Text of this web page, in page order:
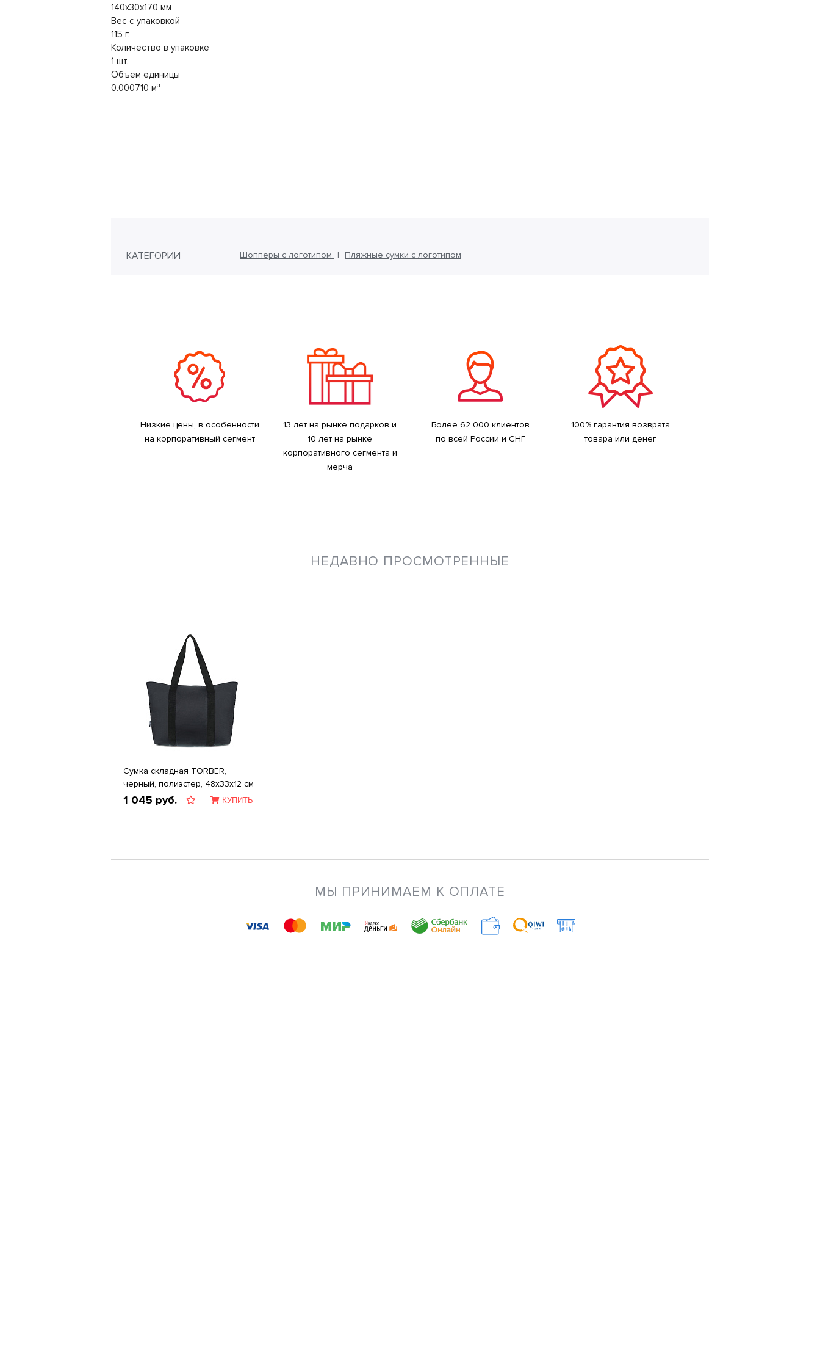
140x30x170 мм
Вес с упаковкой
115 г.
Количество в упаковке
1 шт.
Объем единицы
0.000710 м³
КАТЕГОРИИ Шопперы с логотипом Пляжные сумки с логотипом
Низкие цены, в особенности
на корпоративный сегмент
13 лет на рынке подарков и
10 лет на рынке
корпоративного сегмента и
мерча
Более 62 000 клиентов
по всей России и СНГ
100% гарантия возврата
товара или денег
НЕДАВНО ПРОСМОТРЕННЫЕ
Сумка складная TORBER,
черный, полиэстер, 48x33x12 см
1 045 руб. КУПИТЬ
МЫ ПРИНИМАЕМ К ОПЛАТЕ